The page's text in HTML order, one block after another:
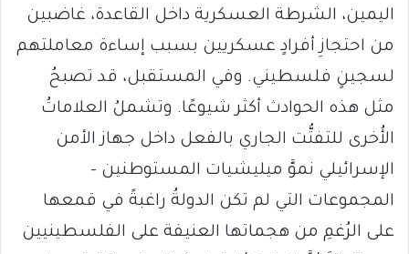
اليمين، الشرطة العسكرية داخل القاعدة، غاضبين
من احتجازِ أفرادٍ عسكريين بسبب إساءة معاملتهم
لسجينٍ فلسطيني. وفي المستقبل، قد تصبحُ
مثل هذه الحوادث أكثر شيوعًا. وتشملُ العلاماتُ
الأُخرى للتفتُّت الجاري بالفعل داخل جهاز الأمن
الإسرائيلي نموَّ ميليشيات المستوطنين –
المجموعات التي لم تكن الدولةُ راغبةً في قمعها
على الرُغمِ من هجماتها العنيفة على الفلسطينيين